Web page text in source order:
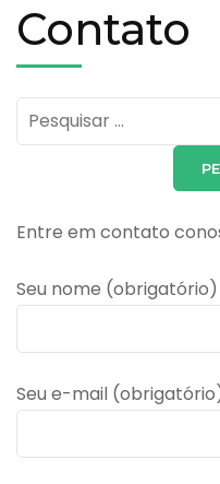
Contato
Pesquisar
por:
Entre em contato
Seu nome (obrigatório)
Seu e-mail